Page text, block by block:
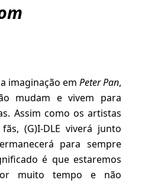
imaginação em Peter Pan,
mudam e vivem para
Assim como os artistas
(G)I-DLE viverá junto
para sempre
é que estaremos
muito tempo e não